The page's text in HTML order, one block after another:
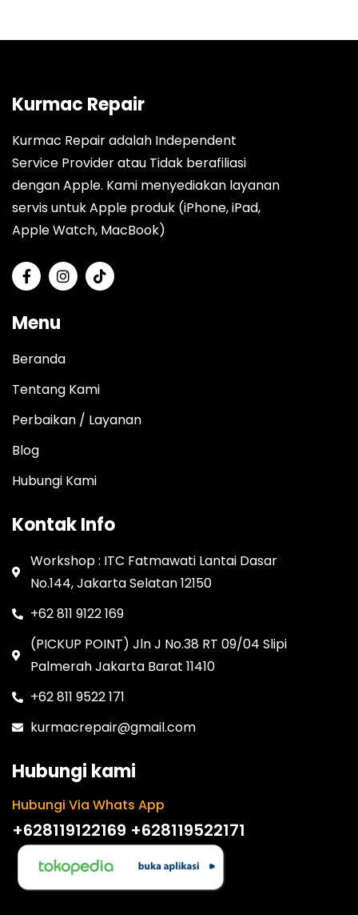
Kurmac Repair
Kurmac Repair adalah Independent
Service Provider atau Tidak berafiliasi
dengan Apple. Kami menyediakan layanan
servis untuk Apple produk (iPhone, iPad,
Apple Watch, MacBook)
Menu
Beranda
Tentang Kami
Perbaikan / Layanan
Blog
Hubungi Kami
Kontak Info
Workshop : ITC Fatmawati Lantai Dasar
No.144, Jakarta Selatan 12150
+62 811 9122 169
(PICKUP POINT) Jln J No.38 RT 09/04 Slipi
Palmerah Jakarta Barat 11410
+62 811 9522 171
kurmacrepair@gmail.com
Hubungi kami
Hubungi Via Whats App
+628119122169 +628119522171